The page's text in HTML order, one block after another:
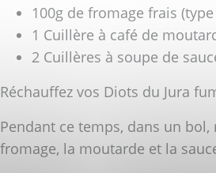
100g de fromage frais
1 Cuillère à café de
2 Cuillères à soupe de
Réchauffez vos Diots du Jura
Pendant ce temps, dans un
fromage, la moutarde et la